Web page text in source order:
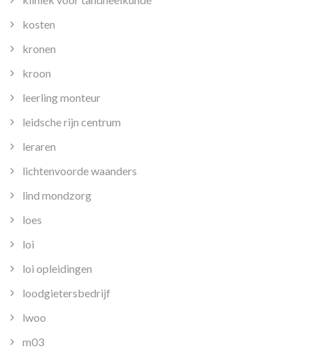
kosten
kronen
kroon
leerling monteur
leidsche rijn centrum
leraren
lichtenvoorde waanders
lind mondzorg
loes
loi
loi opleidingen
loodgietersbedrijf
lwoo
m03